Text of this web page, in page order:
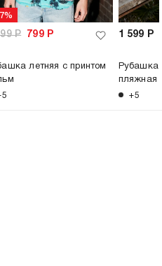
Р 799Р
летняя с принтом
1 599 Р
Рубашка
пляжная
+5